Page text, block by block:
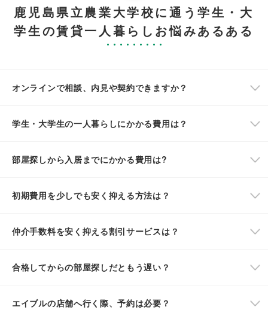
鹿児島県立農業大学校に通う学生・大
学生の賃貸一人暮らしお悩みあるある
オンラインで相談、内見や契約できますか？
学生・大学生の一人暮らしにかかる費用は？
部屋探しから入居までにかかる費用は?
初期費用を少しでも安く抑える方法は？
仲介手数料を安く抑える割引サービスは？
合格してからの部屋探しだともう遅い？
エイブルの店舗へ行く際、予約は必要？